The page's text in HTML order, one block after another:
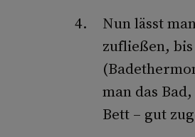
Nun lässt
zufließen,
man das
Bett – gut